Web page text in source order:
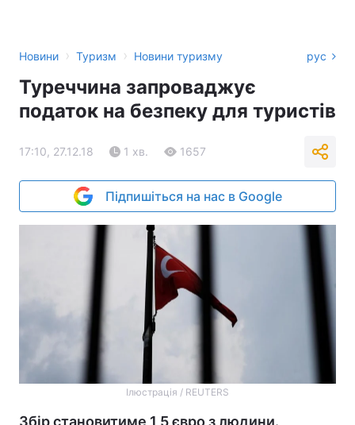
Новини › Туризм › Новини туризму рус
Туреччина запроваджує
податок на безпеку для туристів
17:10, 27.12.18 1 хв. 1657
Підпишіться на нас в Google
Ілюстрація / REUTERS
Збір становитиме 1,5 євро з людини.